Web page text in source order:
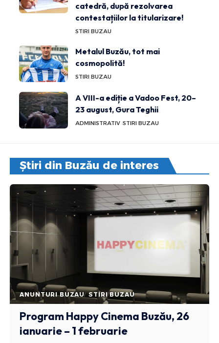
catedră, după rezolvarea
contestațiilor la titularizare!
STIRI BUZAU
Metalul Buzău, tot mai
cosmopolită!
STIRI BUZAU
A VIII-a ediție a Vadoo Fest, 20–
23 august, Gura Teghii
ADMINISTRATIV STIRI BUZAU
Știri din Buzău de interes
ANUNTURI BUZAU STIRI BUZAU
Program Happy Cinema Buzău, 26
ianuarie – 1 februarie